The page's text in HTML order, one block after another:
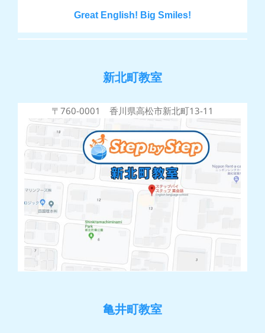
Great English! Big Smiles!
新北町教室
〒760-0001 香川県高松市新北町13-11
亀井町教室